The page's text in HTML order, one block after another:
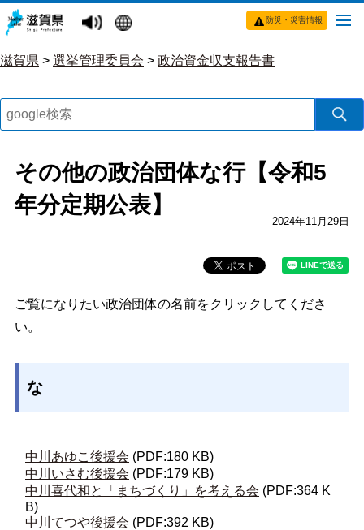
防災・災害情報
滋賀県 > 選挙管理委員会 > 政治資金収支報告書
その他の政治団体な行【令和5
年分定期公表】
2024年11月29日
ご覧になりたい政治団体の名前をクリックしてくださ
い。
な
中川あゆこ後援会 (PDF:180 KB)
中川いさむ後援会 (PDF:179 KB)
中川喜代和と「まちづくり」を考える会 (PDF:364 K
B)
中川てつや後援会 (PDF:392 KB)